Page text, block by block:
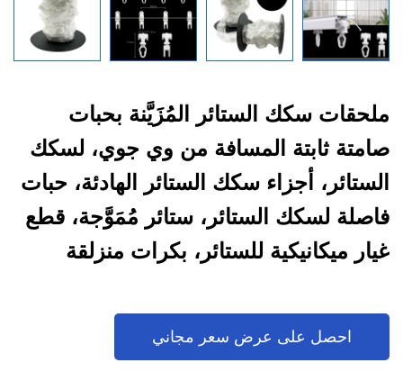
ملحقات سكك الستائر المُزَيَّنة بحبات
صامتة ثابتة المسافة من وي جوي، لسكك
الستائر، أجزاء سكك الستائر الهادئة، حبات
فاصلة لسكك الستائر، ستائر مُمَوَّجة، قطع
غيار ميكانيكية للستائر، بكرات منزلقة
احصل على عرض سعر مجاني